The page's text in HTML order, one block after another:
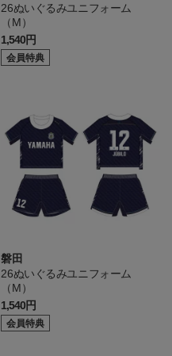
26ぬいぐるみユニフォーム
（M）
1,540円
会員特典
磐田
26ぬいぐるみユニフォーム
（M）
1,540円
会員特典